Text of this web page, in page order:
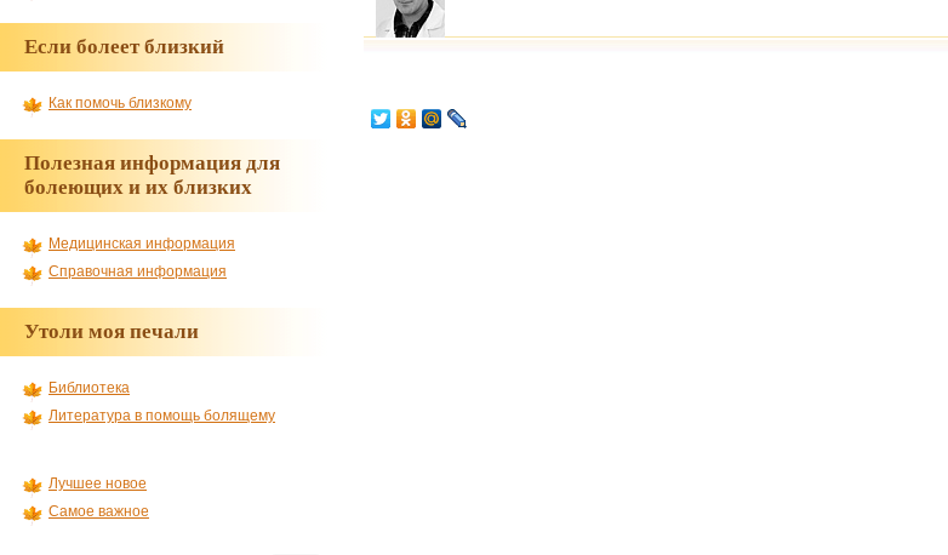
Если болеет близкий
Как помочь близкому
Полезная информация для
болеющих и их близких
Медицинская информация
Справочная информация
Утоли моя печали
Библиотека
Литература в помощь болящему
Лучшее новое
Самое важное